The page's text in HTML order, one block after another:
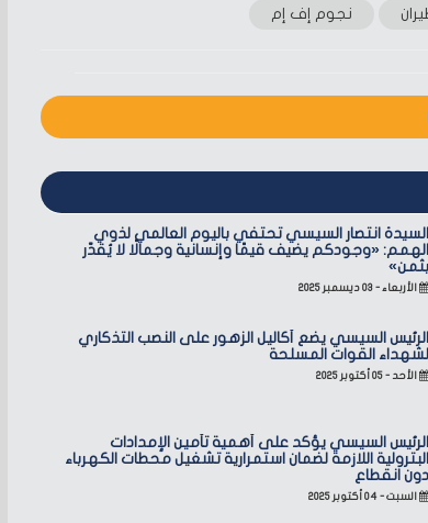
نجوم إف إم
السيدة انتصار السيسي تحتفي باليوم العالمي لذوي
الهمم: «وجودكم يضيف قيمًا وإنسانية وجمالًا لا يُقدّر
بثمن»
الأربعاء - ٠٣ ديسمبر ٢٠٢٥
الرئيس السيسي يضع أكاليل الزهور على النصب التذكاري
لشهداء القوات المسلحة
الأحد - ٠٥ أكتوبر ٢٠٢٥
الرئيس السيسي يؤكد على أهمية تأمين الإمدادات
البترولية اللازمة لضمان استمرارية تشغيل محطات الكهرباء
دون انقطاع
السبت - ٠٤ أكتوبر ٢٠٢٥